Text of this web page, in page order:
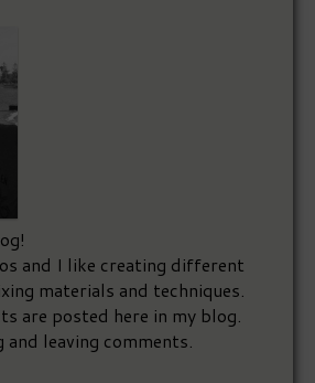
and I like creating different
materials and techniques.
are posted here in my blog.
leaving comments.